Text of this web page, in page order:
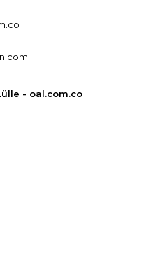
- oal.com.co